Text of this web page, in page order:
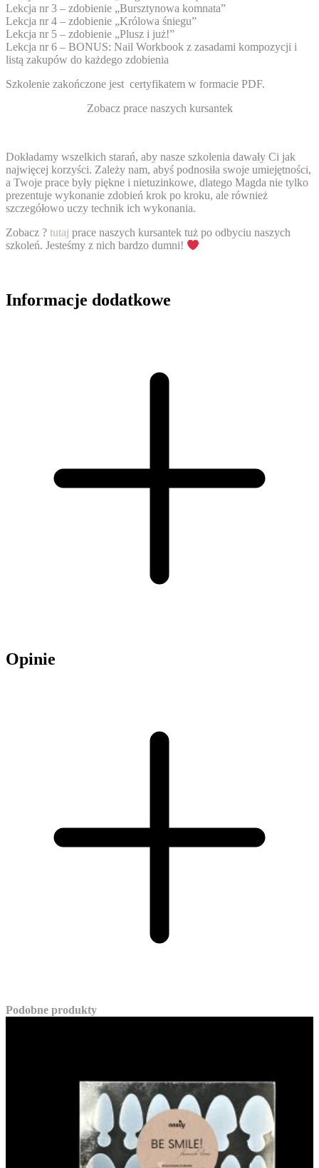
Lekcja nr 3 – zdobienie „Bursztynowa komnata”
Lekcja nr 4 – zdobienie „Królowa śniegu”
Lekcja nr 5 – zdobienie „Plusz i już!”
Lekcja nr 6 – BONUS: Nail Workbook z zasadami kompozycji i
listą zakupów do każdego zdobienia
Szkolenie zakończone jest certyfikatem w formacie PDF.
Zobacz prace naszych kursantek
Dokładamy wszelkich starań, aby nasze szkolenia dawały Ci jak
najwięcej korzyści. Zależy nam, abyś podnosiła swoje umiejętności,
a Twoje prace były piękne i nietuzinkowe, dlatego Magda nie tylko
prezentuje wykonanie zdobień krok po kroku, ale również
szczegółowo uczy technik ich wykonania.
Zobacz ? tutaj prace naszych kursantek tuż po odbyciu naszych
szkoleń. Jesteśmy z nich bardzo dumni!
Informacje dodatkowe
Opinie
Podobne produkty